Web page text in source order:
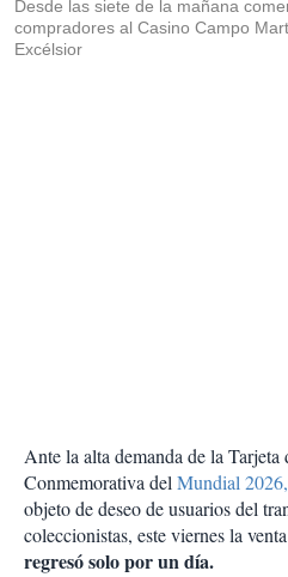
Desde las siete de la mañana
compradores al Casino Campo
Excélsior
Ante la alta demanda de la
Conmemorativa delMundial 2026,
objeto de deseo de usuarios del
coleccionistas, este viernes la
regresó solo por un día.